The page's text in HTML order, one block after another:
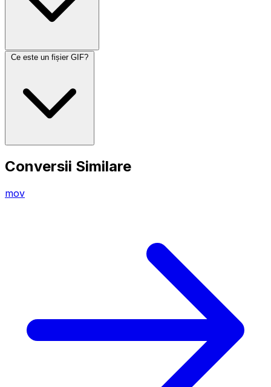
Ce este un fișier GIF?
Conversii Similare
mov